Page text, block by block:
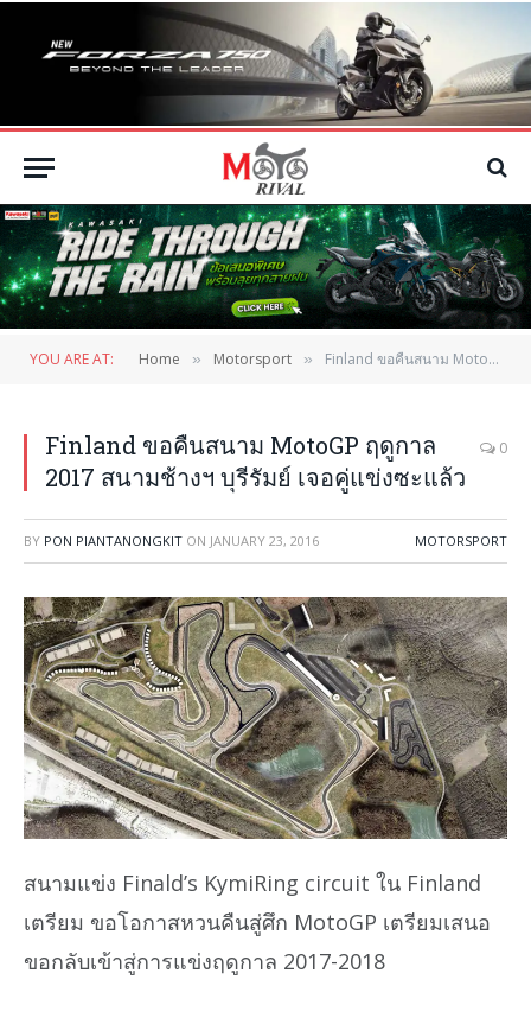
YOU ARE AT: Home » Motorsport » Finland ขอคืนสนาม MotoGP ฤดูกาล 2017 สนามช้างฯ บุรีรัมย์ เจอคู่แข่งซะแล้ว
Finland ขอคืนสนาม MotoGP ฤดูกาล
2017 สนามช้างฯ บุรีรัมย์ เจอคู่แข่งซะแล้ว
0
BY PON PIANTANONGKIT ON JANUARY 23, 2016 MOTORSPORT
สนามแข่ง Finald’s KymiRing circuit ใน Finland
เตรียม ขอโอกาสหวนคืนสู่ศึก MotoGP เตรียมเสนอ
ขอกลับเข้าสู่การแข่งฤดูกาล 2017-2018